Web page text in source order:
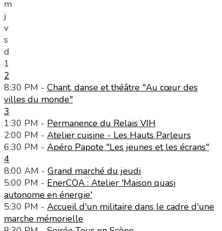
m
j
v
s
d
1
2
8:30 PM - Chant, danse et théâtre "Au cœur des
villes du monde"
3
1:30 PM - Permanence du Relais VIH
2:00 PM - Atelier cuisine - Les Hauts Parleurs
6:30 PM - Apéro Papote "Les jeunes et les écrans"
4
8:00 AM - Grand marché du jeudi
5:00 PM - EnerCOA : Atelier 'Maison quasi
autonome en énergie'
5:30 PM - Accueil d'un militaire dans le cadre d'une
marche mémorielle